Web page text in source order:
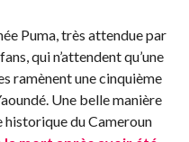
Puma, très attendue par
qui n’attendent qu’une
ramènent une cinquième
Une belle manière
historique du Cameroun